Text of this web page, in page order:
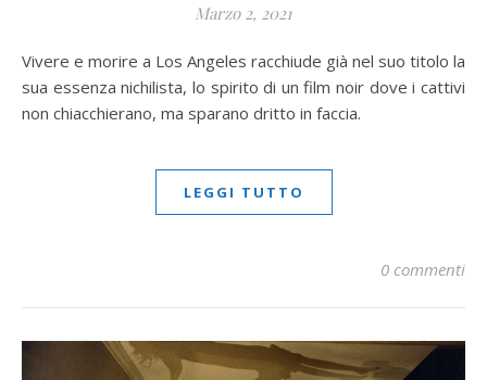
Marzo 2, 2021
Vivere e morire a Los Angeles racchiude già nel suo titolo la
sua essenza nichilista, lo spirito di un film noir dove i cattivi
non chiacchierano, ma sparano dritto in faccia.
LEGGI TUTTO
0 commenti